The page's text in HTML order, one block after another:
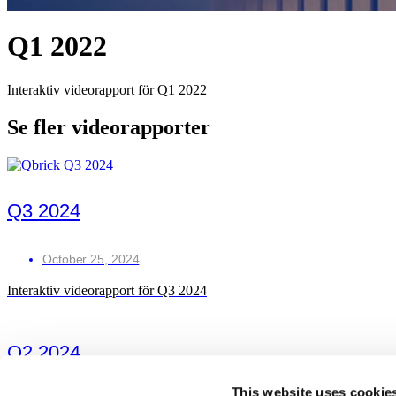
This website uses
Q1 2022
Interaktiv videorapport för Q1 2022
Se fler videorapporter
Q3 2024
October 25, 2024
Interaktiv videorapport för Q3 2024
Q2 2024